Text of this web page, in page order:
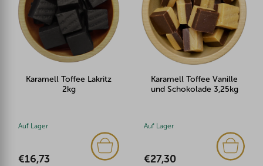
Karamell Toffee Lakritz
2kg
Auf Lager
€16,73
Karamell Toffee Vanille
und Schokolade 3,25kg
Auf Lager
€27,30